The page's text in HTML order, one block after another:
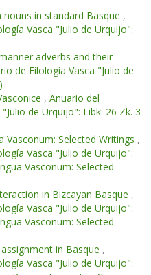
nouns in standard Basque ,
Vasca "Julio de Urquijo":
adverbs and their
de Filología Vasca "Julio de
, Anuario del
de Urquijo": Libk. 26 Zk. 3
Vasconum: Selected Writings ,
Vasca "Julio de Urquijo":
Vasconum: Selected
in Bizcayan Basque ,
Vasca "Julio de Urquijo":
Vasconum: Selected
in Basque ,
Vasca "Julio de Urquijo":